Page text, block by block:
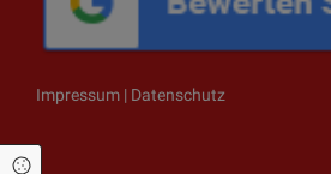
Impressum | Datenschutz